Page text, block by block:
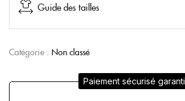
Guide des tailles
Catégorie : Non classé
Paiement sécurisé garanti